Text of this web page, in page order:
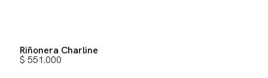
Riñonera Charline
$ 551.000